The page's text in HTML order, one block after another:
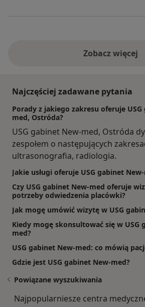
Zobacz więcej
Najczęściej zadawane pytania
Porady z jakiego zakresu oferuje
med, Ostróda?
USG gabinet New-med, Ostróda
zespołem o następujących
ultrasonografia, radiologia.
Jakie usługi oferuje USG gabinet
Czy USG gabinet New-med oferuje
potrzeby odwiedzenia placówki?
Jak mogę umówić wizytę w USG
Kiedy mogę skonsultować się w USG
med?
USG gabinet New-med: co mówią
Gdzie jest USG gabinet New-med?
Powiązane wyszukiwania
Najpopularniesze centra